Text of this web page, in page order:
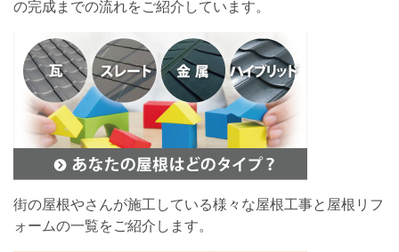
の完成までの流れをご紹介しています。
街の屋根やさんが施工している様々な屋根工事と屋根リフ
ォームの一覧をご紹介します。